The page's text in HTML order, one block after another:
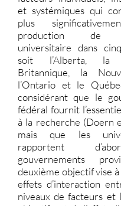
et systémiques qui
plus
production de
universitaire dans
soit l’Alberta, la
Britannique, la
l’Ontario et le
considérant que le
fédéral fournit
à la recherche (Doern
mais que les
rapportent
gouvernements
deuxième objectif vise
effets d’interaction
niveaux de facteurs et